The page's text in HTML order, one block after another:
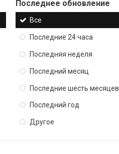
Последнее обновление
Все
Последние 24 часа
Последняя неделя
Последний месяц
Последние шесть месяцев
Последний год
Другое